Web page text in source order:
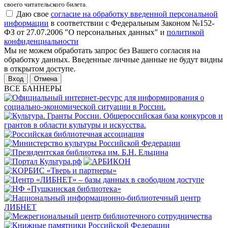
своего читательского билета.
Даю свое согласие на обработку введенной персональной
информации в соответствии с Федеральным Законом №152-
ФЗ от 27.07.2006 "О персональных данных" и политикой
конфиденциальности
Мы не можем обработать запрос без Вашего согласия на
обработку данных. Введенные личные данные не будут видны
в открытом доступе.
Отмена
ВСЕ БАННЕРЫ